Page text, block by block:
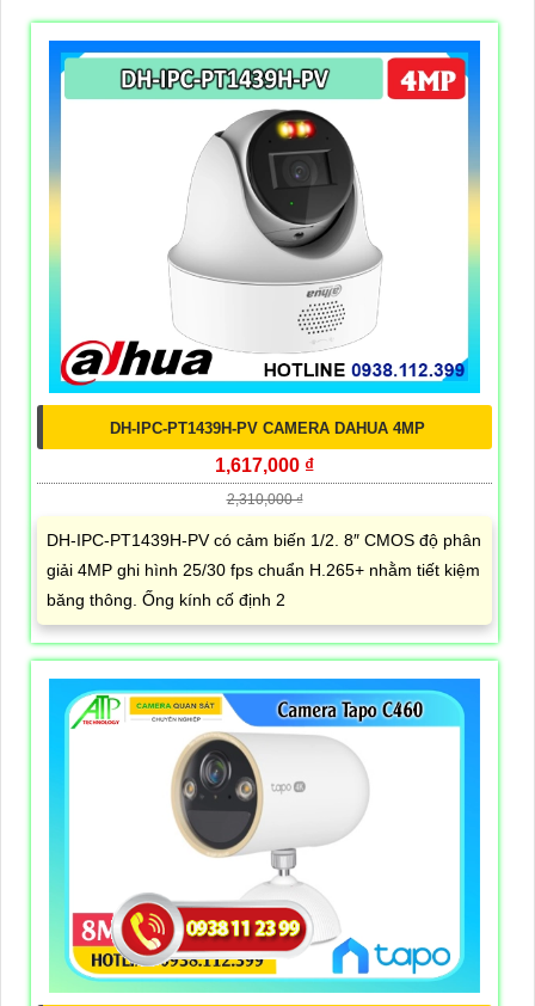
DH-IPC-PT1439H-PV CAMERA DAHUA 4MP
1,617,000 ₫
2,310,000 ₫
DH-IPC-PT1439H-PV có cảm biến 1/2. 8″ CMOS độ phân
giải 4MP ghi hình 25/30 fps chuẩn H.265+ nhằm tiết kiệm
băng thông. Ống kính cố định 2